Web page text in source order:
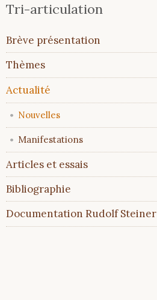
Tri-articulation
Aller
au
contenu
Brève présentation
Thèmes
Actualité
Nouvelles
Manifestations
Articles et essais
Bibliographie
Documentation Rudolf Steiner